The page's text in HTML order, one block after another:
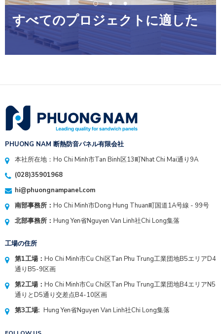
すべてのプロジェクトに適した
最も異なる製品範囲
PHUONG NAM 断熱防音パネル有限会社
本社所在地：Ho Chi Minh市Tan Binh区13町Nhat Chi Mai通り9A
(028)35901968
hi@phuongnampanel.com
南部事務所： Ho Chi Minh市Dong Hung Thuan町国道1A号線 - 99号
北部事務所： Hung Yen省Nguyen Van Linh社Chi Long集落
工場の住所
第1工場： Ho Chi Minh市Cu Chi区Tan Phu Trung工業団地B5エリアD4
通りB5-9区画
第2工場： Ho Chi Minh市Cu Chi区Tan Phu Trung工業団地B4エリアN5
通りとD5通り交差点B4-10区画
第3工場: Hung Yen省Nguyen Van Linh社Chi Long集落